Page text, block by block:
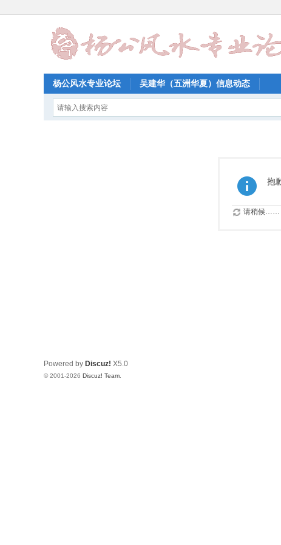
杨公风水专业论坛 吴建华（五洲华夏）信息动态
抱
请稍候……
Powered by Discuz! X5.0
© 2001-2026 Discuz! Team